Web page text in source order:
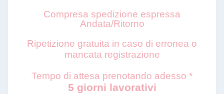
Compresa spedizione espressa
Andata/Ritorno
Ripetizione gratuita in caso di erronea o
mancata registrazione
Tempo di attesa prenotando adesso *
5 giorni lavorativi